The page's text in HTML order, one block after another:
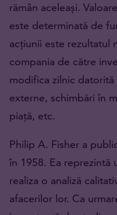
rămân aceleași.
este determinată de
acțiunii este rezultatul
compania de către
modifica zilnic
externe, schimbări în
piață, etc.
Philip A. Fisher a
în 1958. Ea
realiza o analiză
afacerilor lor. Ca